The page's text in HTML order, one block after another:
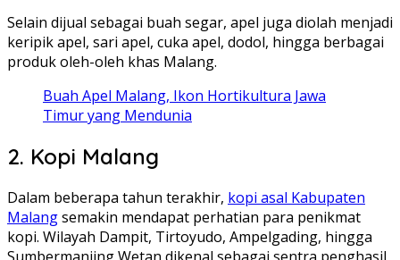
Selain dijual sebagai buah segar, apel juga diolah menjadi
keripik apel, sari apel, cuka apel, dodol, hingga berbagai
produk oleh-oleh khas Malang.
Buah Apel Malang, Ikon Hortikultura Jawa
Timur yang Mendunia
2. Kopi Malang
Dalam beberapa tahun terakhir, kopi asal Kabupaten
Malangsemakin mendapat perhatian para penikmat
kopi. Wilayah Dampit, Tirtoyudo, Ampelgading, hingga